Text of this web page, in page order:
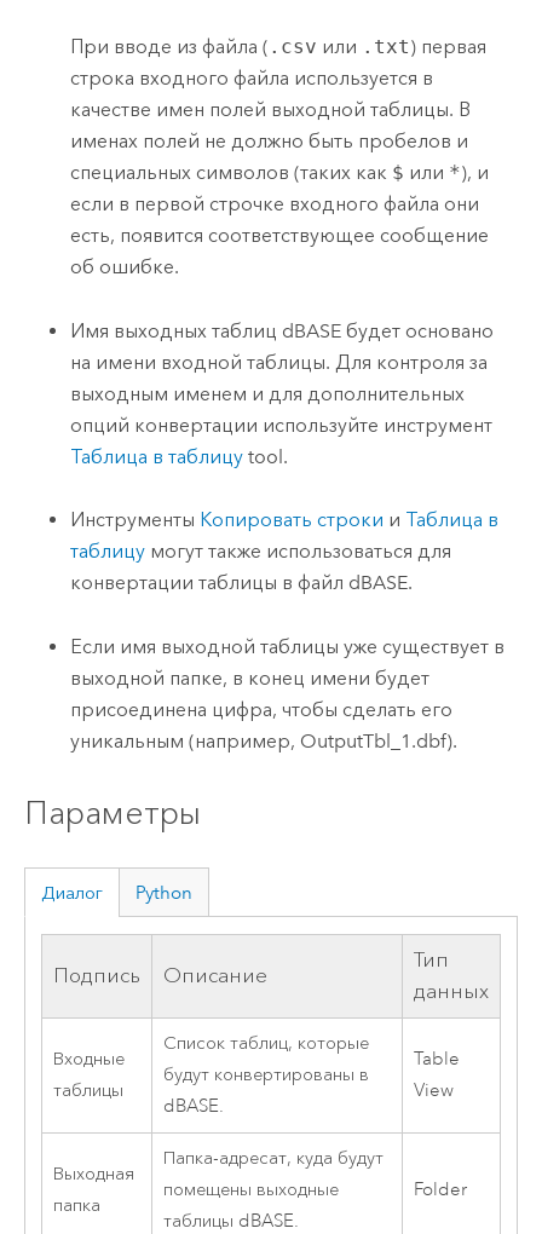
При вводе из файла ( .csv или .txt) первая
строка входного файла используется в
качестве имен полей выходной таблицы. В
именах полей не должно быть пробелов и
специальных символов (таких как $ или *), и
если в первой строчке входного файла они
есть, появится соответствующее сообщение
об ошибке.
Имя выходных таблиц dBASE будет основано
на имени входной таблицы. Для контроля за
выходным именем и для дополнительных
опций конвертации используйте инструмент
Таблица в таблицу tool.
Инструменты Копировать строки и Таблица в
таблицу могут также использоваться для
конвертации таблицы в файл dBASE.
Если имя выходной таблицы уже существует в
выходной папке, в конец имени будет
присоединена цифра, чтобы сделать его
уникальным (например, OutputTbl_1.dbf).
Параметры
Диалог Python
Подпись Описание
Тип
данных
Входные
таблицы
Список таблиц, которые
будут конвертированы в
dBASE.
Table
View
Выходная
папка
Папка-адресат, куда будут
помещены выходные
таблицы dBASE.
Folder